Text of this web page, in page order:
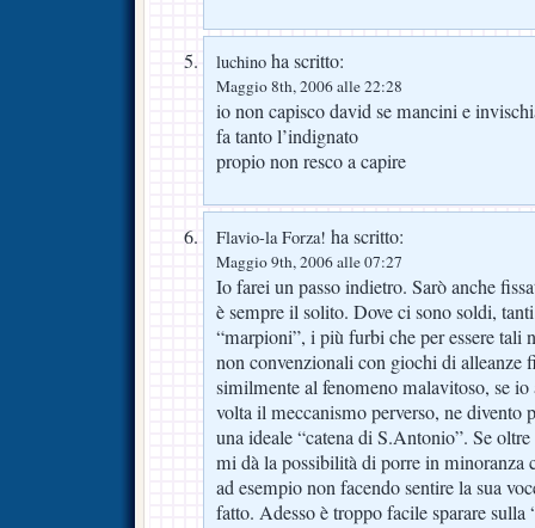
luchino ha scritto:
Maggio 8th, 2006 alle 22:28
io non capisco david se mancini e
fa tanto l’indignato
propio non resco a capire
Flavio-la Forza! ha scritto:
Maggio 9th, 2006 alle 07:27
Io farei un passo indietro. Sarò anche
è sempre il solito. Dove ci sono soldi,
“marpioni”, i più furbi che per essere tali
non convenzionali con giochi di alleanze
similmente al fenomeno malavitoso, se io
volta il meccanismo perverso, ne divento
una ideale “catena di S.Antonio”. Se
mi dà la possibilità di porre in minoranza
ad esempio non facendo sentire la sua
fatto. Adesso è troppo facile sparare sulla